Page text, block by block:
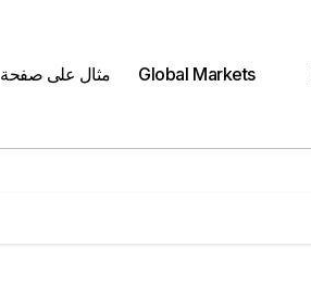
Global Markets مثال على صفحة